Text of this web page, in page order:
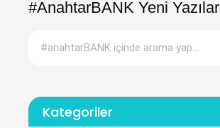
#AnahtarBANK Yeni Yazılar
Kategoriler